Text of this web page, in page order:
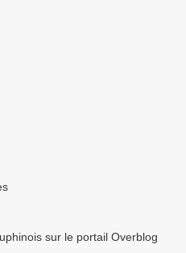
sur le portail Overblog